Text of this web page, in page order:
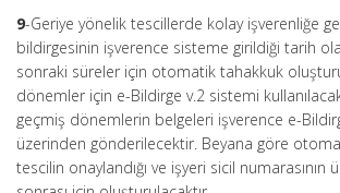
9-Geriye yönelik tescillerde kolay işverenliğe
bildirgesinin işverence sisteme girildiği tarih
sonraki süreler için otomatik tahakkuk
dönemler için e-Bildirge v.2 sistemi
geçmiş dönemlerin belgeleri işverence e-
üzerinden gönderilecektir. Beyana göre
tescilin onaylandığı ve işyeri sicil numarasının